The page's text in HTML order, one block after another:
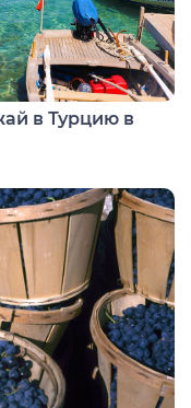
в Турцию в